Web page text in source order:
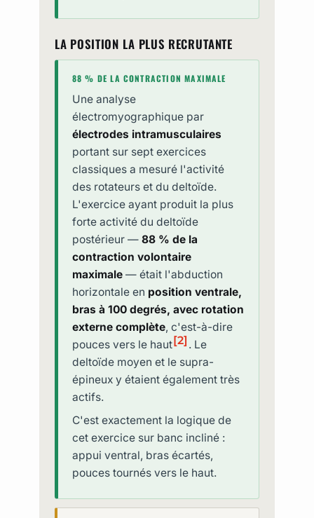
LA POSITION LA PLUS RECRUTANTE
88 % DE LA CONTRACTION MAXIMALE
Une analyse
électromyographique par
électrodes intramusculaires
portant sur sept exercices
classiques a mesuré l'activité
des rotateurs et du deltoïde.
L'exercice ayant produit la plus
forte activité du deltoïde
postérieur — 88 % de la
contraction volontaire
maximale— était l'abduction
horizontale en position ventrale,
bras à 100 degrés, avec rotation
externe complète, c'est-à-dire
pouces vers le haut[2] . Le
deltoïde moyen et le supra-
épineux y étaient également très
actifs.
C'est exactement la logique de
cet exercice sur banc incliné :
appui ventral, bras écartés,
pouces tournés vers le haut.